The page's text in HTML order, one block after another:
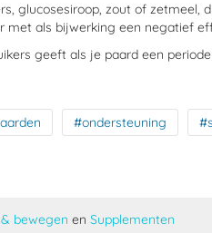
glucosesiroop, zout of
met als bijwerking een negatief
geeft als je paard een
#ondersteuning
bewegen enSupplementen